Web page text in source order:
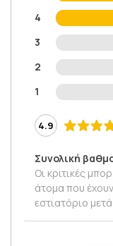
4
3
2
1
4.9
Συνολική
Οι κριτικές
άτομα που
εστιατόριο